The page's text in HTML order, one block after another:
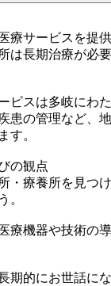
療サービスを提
は長期治療が必
ビスは多岐にわ
患の管理など、
す。
の観点
・療養所を見つ
。
療機器や技術の
期的にお世話に